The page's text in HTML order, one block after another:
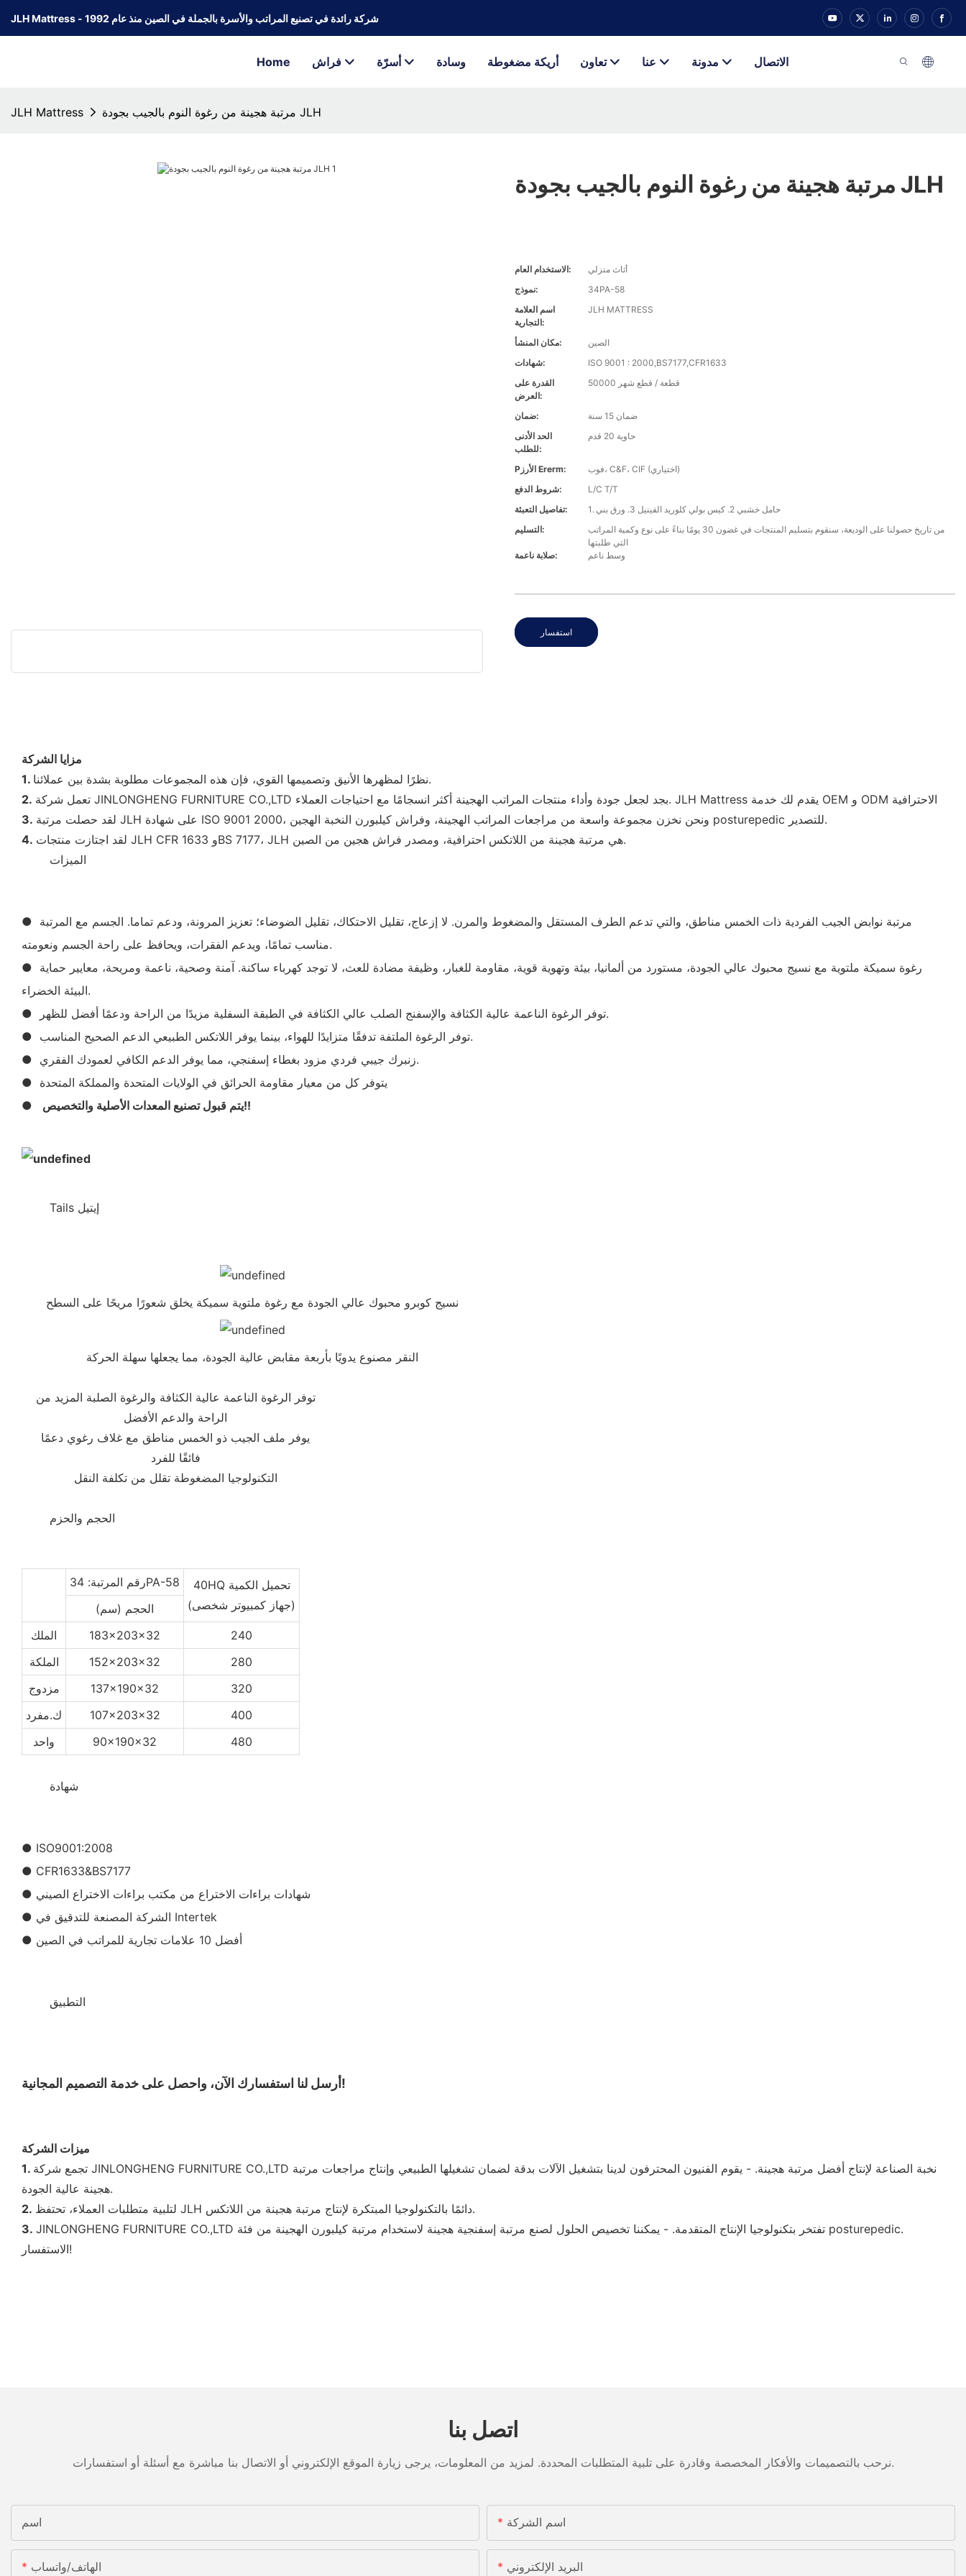
JLH Mattress - شركة رائدة في تصنيع المراتب والأسرة بالجملة في الصين منذ عام 1992
Home فراش أسرّة وسادة أريكة مضغوطة تعاون عنا مدونة الاتصال
JLH Mattress مرتبة هجينة من رغوة النوم بالجيب بجودة JLH
مرتبة هجينة من رغوة النوم بالجيب بجودة JLH
الاستخدام العام:
أثاث منزلي
نموذج:
34PA-58
اسم العلامة
التجارية:
JLH MATTRESS
مكان المنشأ:
الصين
شهادات:
ISO 9001 : 2000,BS7177,CFR1633
القدرة على
العرض:
50000 قطعة / قطع شهر
ضمان:
ضمان 15 سنة
الحد الأدنى
للطلب:
حاوية 20 قدم
Pالأرز Ererm:
فوب، C&F، CIF (اختياري)
شروط الدفع:
L/C T/T
تفاصيل التعبئة:
1. حامل خشبي 2. كيس بولي كلوريد الفينيل 3. ورق بني
التسليم:
من تاريخ حصولنا على الوديعة، سنقوم بتسليم المنتجات في غضون 30 يومًا بناءً على نوع وكمية المراتب
التي طلبتها
صلابة ناعمة:
وسط ناعم
استفسار
مزايا الشركة
1.
نظرًا لمظهرها الأنيق وتصميمها القوي، فإن هذه المجموعات مطلوبة بشدة بين عملائنا.
2.
تعمل شركة JINLONGHENG FURNITURE CO.,LTD بجد لجعل جودة وأداء منتجات المراتب الهجينة أكثر انسجامًا مع احتياجات العملاء. JLH Mattress يقدم لك خدمة OEM و ODM الاحترافية
3.
لقد حصلت مرتبة JLH على شهادة ISO 9001 2000، ونحن نخزن مجموعة واسعة من مراجعات المراتب الهجينة، وفراش كيلبورن النخبة الهجين posturepedic للتصدير.
4.
لقد اجتازت منتجات JLH CFR 1633 وBS 7177، JLH هي مرتبة هجينة من اللاتكس احترافية، ومصدر فراش هجين من الصين.
الميزات
● مرتبة نوابض الجيب الفردية ذات الخمس مناطق، والتي تدعم الطرف المستقل والمضغوط والمرن. لا إزعاج، تقليل الاحتكاك، تقليل الضوضاء؛ تعزيز المرونة، ودعم تماما. الجسم مع المرتبة
مناسب تمامًا، ويدعم الفقرات، ويحافظ على راحة الجسم ونعومته.
● رغوة سميكة ملتوية مع نسيج محبوك عالي الجودة، مستورد من ألمانيا، بيئة وتهوية قوية، مقاومة للغبار، وظيفة مضادة للعث، لا توجد كهرباء ساكنة. آمنة وصحية، ناعمة ومريحة، معايير حماية
البيئة الخضراء.
● توفر الرغوة الناعمة عالية الكثافة والإسفنج الصلب عالي الكثافة في الطبقة السفلية مزيدًا من الراحة ودعمًا أفضل للظهر.
● توفر الرغوة الملتفة تدفقًا متزايدًا للهواء، بينما يوفر اللاتكس الطبيعي الدعم الصحيح المناسب.
● زنبرك جيبي فردي مزود بغطاء إسفنجي، مما يوفر الدعم الكافي لعمودك الفقري.
● يتوفر كل من معيار مقاومة الحرائق في الولايات المتحدة والمملكة المتحدة
●
يتم قبول تصنيع المعدات الأصلية والتخصيص!!
Tails إيتيل
نسيج كوبرو محبوك عالي الجودة مع رغوة ملتوية سميكة يخلق شعورًا مريحًا على السطح
النقر مصنوع يدويًا بأربعة مقابض عالية الجودة، مما يجعلها سهلة الحركة
توفر الرغوة الناعمة عالية الكثافة والرغوة الصلبة المزيد من
الراحة والدعم الأفضل
يوفر ملف الجيب ذو الخمس مناطق مع غلاف رغوي دعمًا
فائقًا للفرد
التكنولوجيا المضغوطة تقلل من تكلفة النقل
رقم المرتبة: 34PA-58
40HQ تحميل الكمية
(جهاز كمبيوتر شخصى)
الحجم (سم)
الملك
183x203x32
240
الملكة
152x203x32
280
مزدوج
137x190x32
320
ك.مفرد
107x203x32
400
واحد
90x190x32 480
شهادة
● ISO9001:2008
● CFR1633&BS7177
● شهادات براءات الاختراع من مكتب براءات الاختراع الصيني
● الشركة المصنعة للتدقيق في Intertek
● أفضل 10 علامات تجارية للمراتب في الصين
التطبيق
أرسل لنا استفسارك الآن، واحصل على خدمة التصميم المجانية!
ميزات الشركة
1. تجمع شركة JINLONGHENG FURNITURE CO.,LTD نخبة الصناعة لإنتاج أفضل مرتبة هجينة. - يقوم الفنيون المحترفون لدينا بتشغيل الآلات بدقة لضمان تشغيلها الطبيعي وإنتاج مراجعات مرتبة
هجينة عالية الجودة.
2.
لتلبية متطلبات العملاء، تحتفظ JLH دائمًا بالتكنولوجيا المبتكرة لإنتاج مرتبة هجينة من اللاتكس.
3. JINLONGHENG FURNITURE CO.,LTD تفتخر بتكنولوجيا الإنتاج المتقدمة. - يمكننا تخصيص الحلول لصنع مرتبة إسفنجية هجينة لاستخدام مرتبة كيلبورن الهجينة من فئة posturepedic.
الاستفسار!
اتصل بنا
نرحب بالتصميمات والأفكار المخصصة وقادرة على تلبية المتطلبات المحددة. لمزيد من المعلومات، يرجى زيارة الموقع الإلكتروني أو الاتصال بنا مباشرة مع أسئلة أو استفسارات.
اسم اسم الشركة
الهاتف/واتساب البريد الإلكتروني